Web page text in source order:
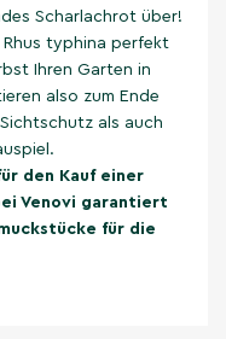
Scharlachrot über!
typhina perfekt
Ihren Garten in
also zum Ende
als auch
den Kauf einer
Venovi garantiert
für die